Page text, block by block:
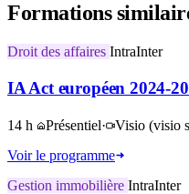
Formations
Droit des affaires IntraInter
IA Act européen 2024-
14 h Présentiel· Visio (visio
Voir le programme
Gestion immobilière IntraInter